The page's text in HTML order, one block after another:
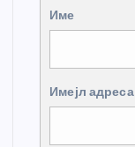
Име
Имејл адреса